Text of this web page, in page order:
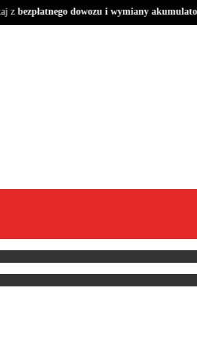
zbezpłatnego dowozu i wymiany akumulatora